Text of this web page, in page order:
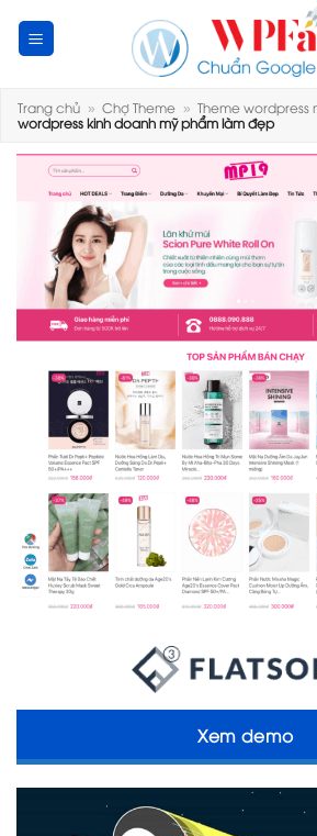
Trang chủ » Chợ Theme » Theme wordpress
wordpress kinh doanh mỹ phẩm làm đẹp
Xem demo